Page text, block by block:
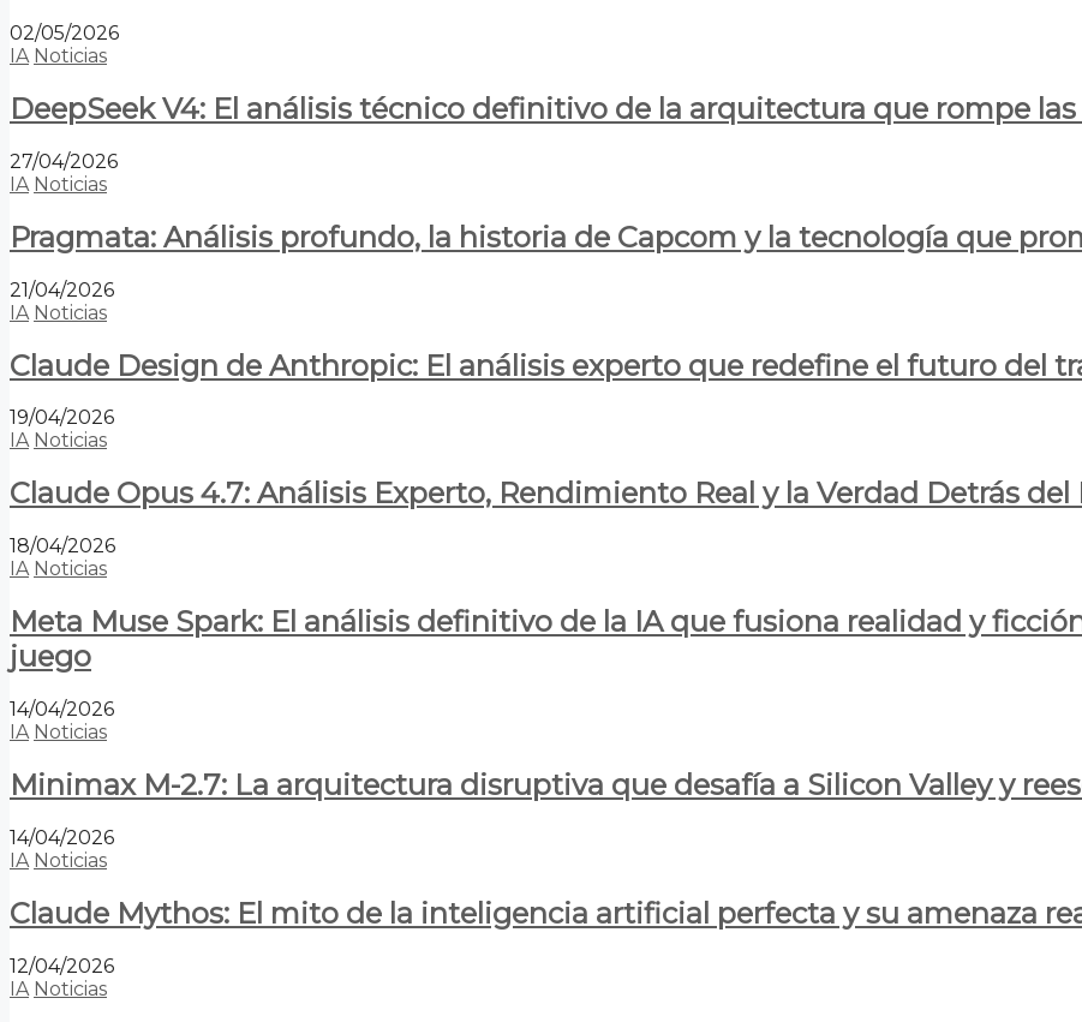
02/05/2026
IA Noticias
DeepSeek V4: El análisis técnico definitivo de la arquitectura que rompe
27/04/2026
IA Noticias
Pragmata: Análisis profundo, la historia de Capcom y la tecnología que
21/04/2026
IA Noticias
Claude Design de Anthropic: El análisis experto que redefine el futuro del
19/04/2026
IA Noticias
Claude Opus 4.7: Análisis Experto, Rendimiento Real y la Verdad Detrás
18/04/2026
IA Noticias
Meta Muse Spark: El análisis definitivo de la IA que fusiona realidad y
juego
14/04/2026
IA Noticias
Minimax M-2.7: La arquitectura disruptiva que desafía a Silicon Valley y
14/04/2026
IA Noticias
Claude Mythos: El mito de la inteligencia artificial perfecta y su amenaza
12/04/2026
IA Noticias